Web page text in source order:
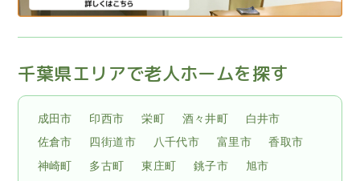
千葉県エリアで老人ホームを探す
成田市 印西市 栄町 酒々井町
白井市
佐倉市
四街道市 八千代市 富里市
香取市
神崎町
多古町 東庄町 銚子市
旭市